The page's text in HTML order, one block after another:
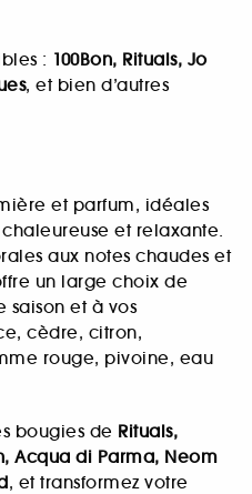
: 100Bon, Rituals, Jo
, et bien d’autres
et parfum, idéales
et relaxante.
aux notes chaudes et
un large choix de
saison et à vos
cèdre, citron,
rouge, pivoine, eau
bougies de Rituals,
Acqua di Parma, Neom
, et transformez votre